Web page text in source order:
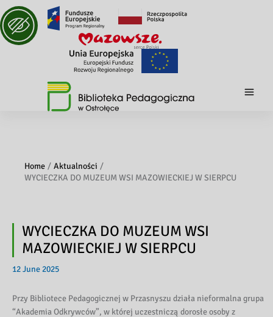
Home
Aktualności
WYCIECZKA DO MUZEUM WSI MAZOWIECKIEJ W SIERPCU
WYCIECZKA DO MUZEUM WSI
MAZOWIECKIEJ W SIERPCU
12 June 2025
Przy Bibliotece Pedagogicznej w Przasnyszu działa nieformalna grupa
“Akademia Odkrywców”, w której uczestniczą dorosłe osoby z